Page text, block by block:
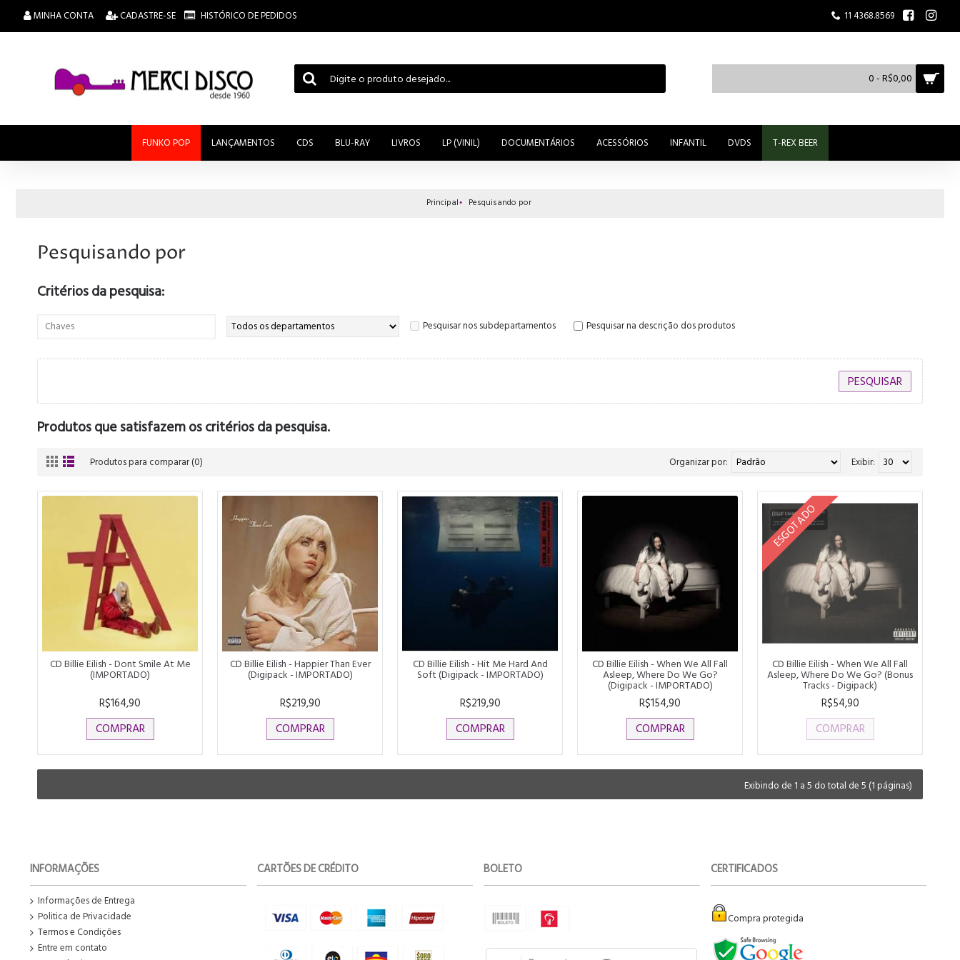
MINHA CONTA CADASTRE-SE HISTÓRICO DE PEDIDOS 11 4368.8569
0 - R$0,00
FUNKO POP LANÇAMENTOS CDS BLU-RAY LIVROS LP (VINIL) DOCUMENTÁRIOS ACESSÓRIOS INFANTIL DVDS T-REX BEER
Principal Pesquisando por
Pesquisando por
Critérios da pesquisa:
Pesquisar nos subdepartamentos Pesquisar na descrição dos produtos
Produtos que satisfazem os critérios da pesquisa.
Produtos para comparar (0) Exibir:
Organizar por:
CD Billie Eilish - Dont Smile At Me
(IMPORTADO)
R$164,90
COMPRAR
CD Billie Eilish - Happier Than Ever
(Digipack - IMPORTADO)
R$219,90
COMPRAR
CD Billie Eilish - Hit Me Hard And
Soft (Digipack - IMPORTADO)
R$219,90
COMPRAR
CD Billie Eilish - When We All Fall
Asleep, Where Do We Go?
(Digipack - IMPORTADO)
R$154,90
COMPRAR
ESGOTADO
CD Billie Eilish ‎- When We All Fall
Asleep, Where Do We Go? (Bonus
Tracks - Digipack)
R$54,90
COMPRAR
Exibindo de 1 a 5 do total de 5 (1 páginas)
INFORMAÇÕES
Informações de Entrega
Politica de Privacidade
Termos e Condições
Entre em contato
CARTÕES DE CRÉDITO BOLETO CERTIFICADOS
Compra protegida